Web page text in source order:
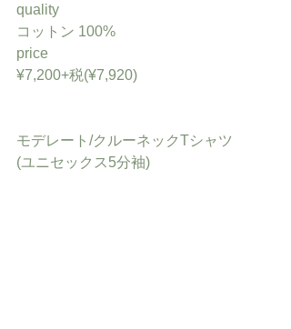
quality
コットン 100%
price
¥7,200+税(¥7,920)
モデレート/クルーネックTシャツ
(ユニセックス5分袖)